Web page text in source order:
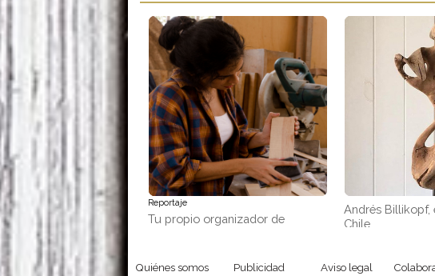
Reportaje
Tu propio organizador de
Andrés Billikopf,
Chile
Quiénes somos Publicidad Aviso legal